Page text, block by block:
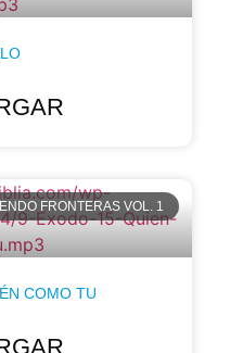
FRONTERAS VOL. 1
COMO TU